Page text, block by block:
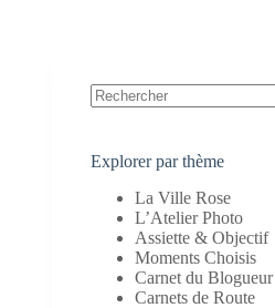
Explorer par thème
La Ville Rose
L’Atelier Photo
Assiette & Objectif
Moments Choisis
Carnet du Blogueur
Carnets de Route